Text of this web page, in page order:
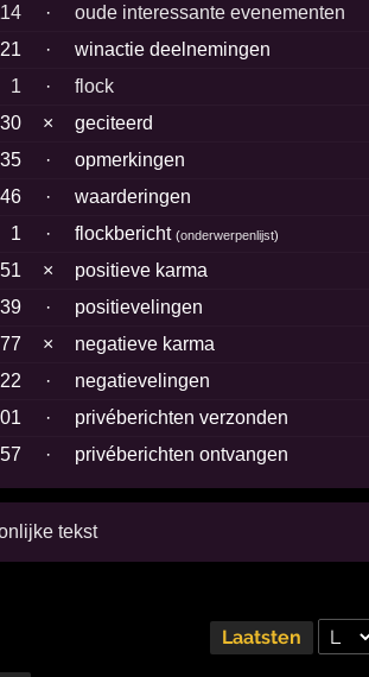
·
oude interessante evenementen
21
·
winactie deelnemingen
1
·
flock
×
geciteerd
·
opmerkingen
46
·
waarderingen
1
· flockbericht(onderwerpenlijst)
51 ×
positieve karma
39
·
positievelingen
77
×
negatieve karma
22
·
negatievelingen
·
privéberichten verzonden
· privéberichten ontvangen
tekst
Laatsten